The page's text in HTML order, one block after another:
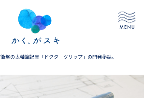
衝撃の太軸筆記具「ドクターグリップ」の開発秘話。